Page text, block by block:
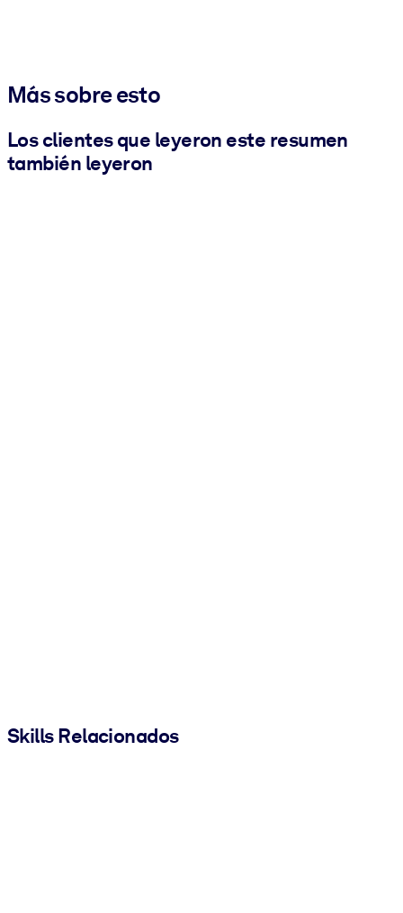
Más sobre esto
Los clientes que leyeron este resumen
también leyeron
Skills Relacionados